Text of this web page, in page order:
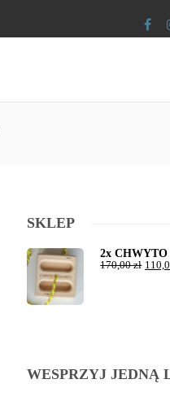
SKLEP
2x
170,00zł
WESPRZYJ JEDNĄ